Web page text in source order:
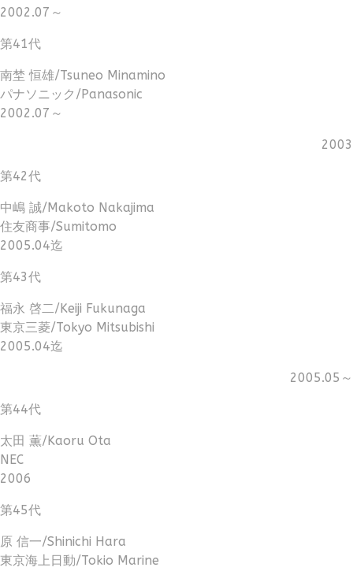
2002.07～
第41代
南埜 恒雄/Tsuneo Minamino
パナソニック/Panasonic
2002.07～
2003
第42代
中嶋 誠/Makoto Nakajima
住友商事/Sumitomo
2005.04迄
第43代
福永 啓二/Keiji Fukunaga
東京三菱/Tokyo Mitsubishi
2005.04迄
2005.05～
第44代
太田 薫/Kaoru Ota
NEC
2006
第45代
原 信一/Shinichi Hara
東京海上日動/Tokio Marine